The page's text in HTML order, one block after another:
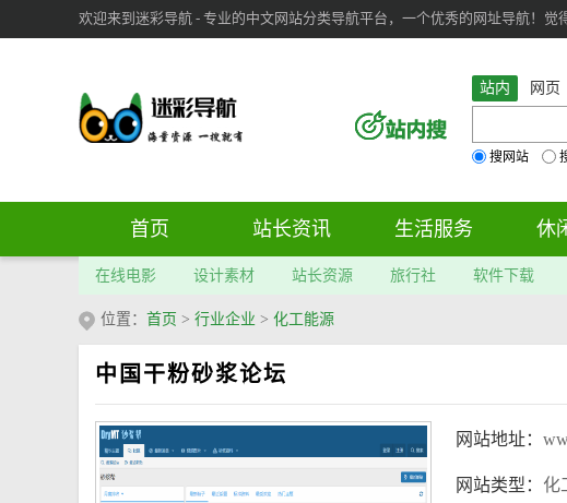
欢迎来到迷彩导航 - 专业的中文网站分类导航平台，一个优秀的网址导航！觉
站内 网页
搜网站
首页 站长资讯 生活服务 休
在线电影 设计素材 站长资源 旅行社 软件下载
位置： 首页 > 行业企业 > 化工能源
中国干粉砂浆论坛
网站地址：
网站类型： 化